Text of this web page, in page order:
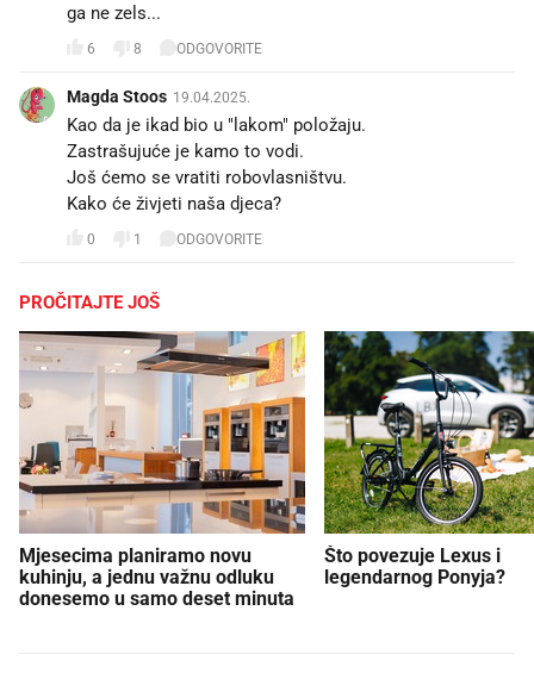
ga ne zels...
6 8 ODGOVORITE
Magda Stoos 19.04.2025.
Kao da je ikad bio u "lakom" položaju.
Zastrašujuće je kamo to vodi.
Još ćemo se vratiti robovlasništvu.
Kako će živjeti naša djeca?
0 1 ODGOVORITE
PROČITAJTE JOŠ
Mjesecima planiramo novu
kuhinju, a jednu važnu odluku
donesemo u samo deset minuta
Što povezuje Lexus i
legendarnog Ponyja?